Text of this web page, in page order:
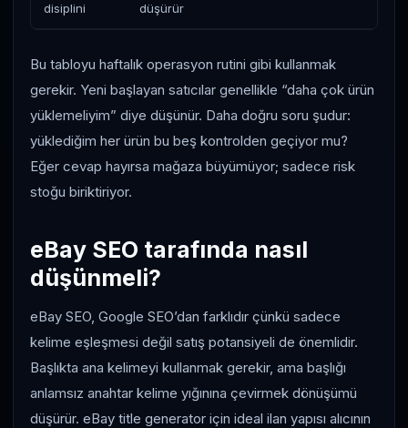
disiplini
düşürür
Bu tabloyu haftalık operasyon rutini gibi kullanmak
gerekir. Yeni başlayan satıcılar genellikle “daha çok ürün
yüklemeliyim” diye düşünür. Daha doğru soru şudur:
yüklediğim her ürün bu beş kontrolden geçiyor mu?
Eğer cevap hayırsa mağaza büyümüyor; sadece risk
stoğu biriktiriyor.
eBay SEO tarafında nasıl
düşünmeli?
eBay SEO, Google SEO’dan farklıdır çünkü sadece
kelime eşleşmesi değil satış potansiyeli de önemlidir.
Başlıkta ana kelimeyi kullanmak gerekir, ama başlığı
anlamsız anahtar kelime yığınına çevirmek dönüşümü
düşürür. eBay title generator için ideal ilan yapısı alıcının